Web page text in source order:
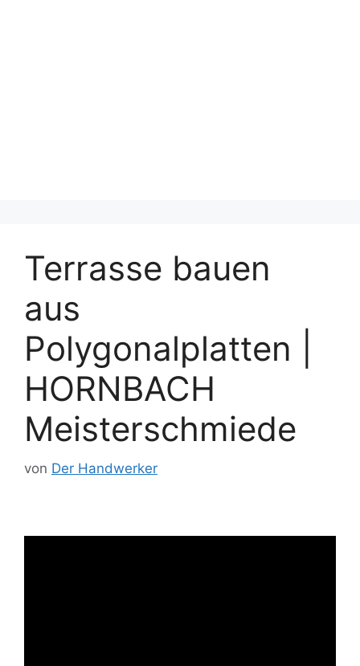
Terrasse bauen
aus
Polygonalplatten |
HORNBACH
Meisterschmiede
von Der Handwerker